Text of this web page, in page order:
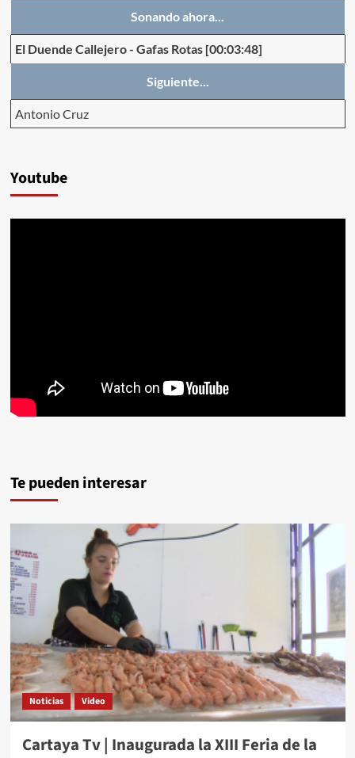
Sonando ahora...
El Duende Callejero- Gafas Rotas [00:03:48]
Siguiente...
Antonio Cruz
Youtube
Te pueden interesar
Noticias Video
Cartaya Tv | Inaugurada la XIII Feria de la